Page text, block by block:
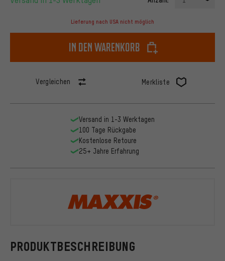
Lieferung nach USA nicht möglich
In den Warenkorb
Vergleichen Merkliste
PRODUKTBESCHREIBUNG
Versand in 1-3 Werktagen
100 Tage Rückgabe
Kostenlose Retoure
25+ Jahre Erfahrung